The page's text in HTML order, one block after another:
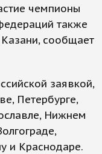
чемпионы
также
сообщает
заявкой,
Петербурге,
Нижнем
и Краснодаре.